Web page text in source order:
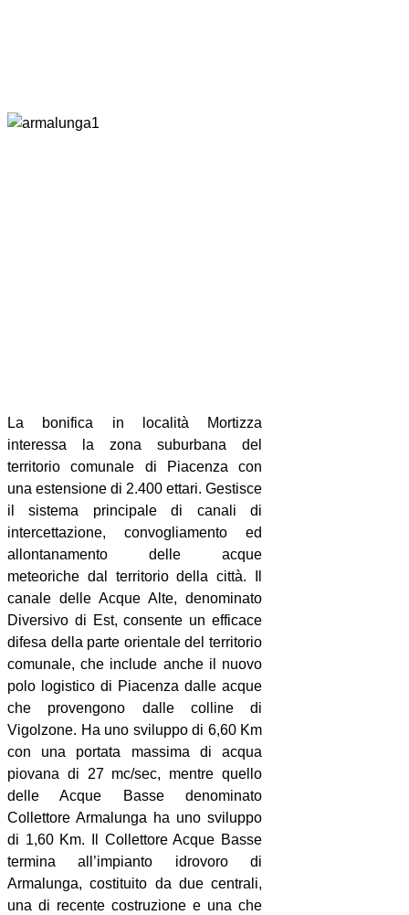
La bonifica in località Mortizza
interessa la zona suburbana del
territorio comunale di Piacenza con
una estensione di 2.400 ettari. Gestisce
il sistema principale di canali di
intercettazione, convogliamento ed
allontanamento delle acque
meteoriche dal territorio della città. Il
canale delle Acque Alte, denominato
Diversivo di Est, consente un efficace
difesa della parte orientale del territorio
comunale, che include anche il nuovo
polo logistico di Piacenza dalle acque
che provengono dalle colline di
Vigolzone. Ha uno sviluppo di 6,60 Km
con una portata massima di acqua
piovana di 27 mc/sec, mentre quello
delle Acque Basse denominato
Collettore Armalunga ha uno sviluppo
di 1,60 Km. Il Collettore Acque Basse
termina all’impianto idrovoro di
Armalunga, costituito da due centrali,
una di recente costruzione e una che